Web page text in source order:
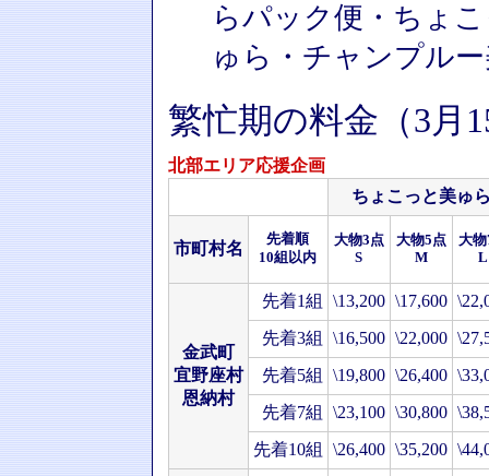
らパック便・ちょ
ゅら・チャンプル
繁忙期の料金（3月
北部エリア応援企画
ちょこっと美ゅ
市町村名
先着順
10組以内
大物3点
S
大物5点
M
大物
L
金武町
宜野座村
恩納村
先着1組 \13,200 \17,600
先着3組
\16,500 \22,000
先着5組
\19,800 \26,400
先着7組
\23,100 \30,800
先着10組
\26,400 \35,200